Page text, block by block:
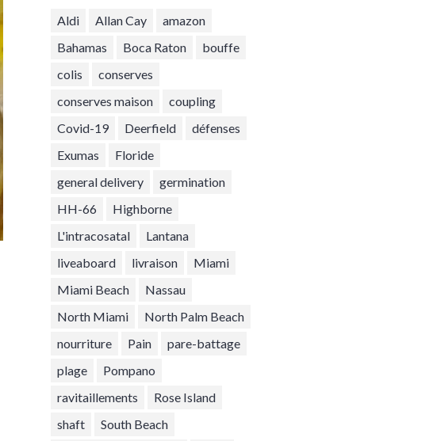
Aldi Allan Cay
amazon
Bahamas
Boca Raton
bouffe
colis
conserves
conserves maison
coupling
Covid-19
Deerfield
défenses
Exumas
Floride
general delivery
germination
HH-66
Highborne
L'intracosatal
Lantana
liveaboard
livraison
Miami
Miami Beach
Nassau
North Miami
North Palm Beach
nourriture
Pain
pare-battage
plage
Pompano
ravitaillements
Rose Island
shaft
South Beach